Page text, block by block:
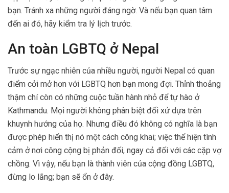
bạn. Tránh xa những người đáng ngờ. Và nếu bạn quan tâm
đến ai đó, hãy kiểm tra lý lịch trước.
An toàn LGBTQ ở Nepal
Trước sự ngạc nhiên của nhiều người, người Nepal có quan
điểm cởi mở hơn với LGBTQ hơn bạn mong đợi. Thỉnh thoảng
thậm chí còn có những cuộc tuần hành nhỏ để tự hào ở
Kathmandu. Mọi người không phân biệt đối xử dựa trên
khuynh hướng của họ. Nhưng điều đó không có nghĩa là bạn
được phép hiển thị nó một cách công khai; việc thể hiện tình
cảm ở nơi công cộng bị phản đối, ngay cả đối với các cặp vợ
chồng. Vì vậy, nếu bạn là thành viên của cộng đồng LGBTQ,
đừng lo lắng; bạn sẽ ổn ở đây.